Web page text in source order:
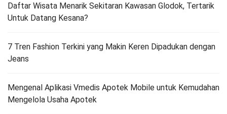
Daftar Wisata Menarik Sekitaran Kawasan Glodok, Tertarik
Untuk Datang Kesana?
7 Tren Fashion Terkini yang Makin Keren Dipadukan dengan
Jeans
Mengenal Aplikasi Vmedis Apotek Mobile untuk Kemudahan
Mengelola Usaha Apotek